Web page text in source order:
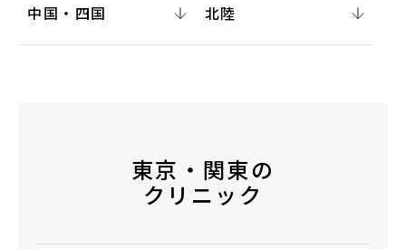
中国・四国 北陸
東京・関東の
クリニック